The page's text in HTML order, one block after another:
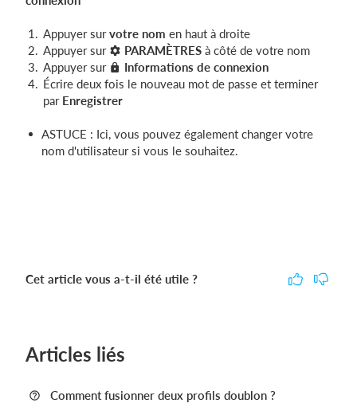
Appuyer survotre nom en haut à droite
Appuyer sur
PARAMÈTRES à côté de votre nom
Appuyer sur
Informations de connexion
Écrire deux fois le nouveau mot de passe et terminer
par Enregistrer
ASTUCE : Ici, vous pouvez également changer votre
nom d'utilisateur si vous le souhaitez.
Cet article vous a-t-il été utile ?
Articles liés
Comment fusionner deux profils doublon ?